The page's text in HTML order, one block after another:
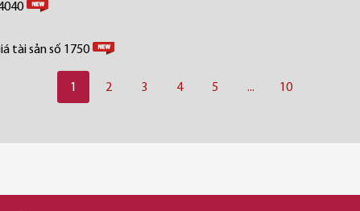
tài sản số 1750
1 2 3 4 5 ... 10